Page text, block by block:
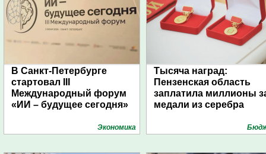
В Санкт-Петербурге
стартовал III
Международный форум
«ИИ – будущее сегодня»
Экономика
Тысяча наград:
Пензенская область
заплатила миллионы
медали из серебра